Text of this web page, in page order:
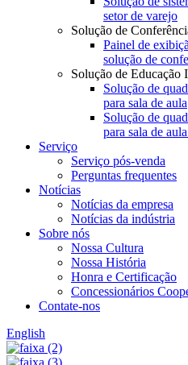
setor de varejo
Solução de
Painel de
solução de
Solução de Educação
Solução de
para sala de aula
Solução de
para sala de
Serviço
Serviço pós-venda
Perguntas frequentes
Notícias
Notícias da empresa
Notícias da indústria
Sobre nós
Nossa Cultura
Nossa História
Honra e Certificação
Concessionários
Contate-nos
English